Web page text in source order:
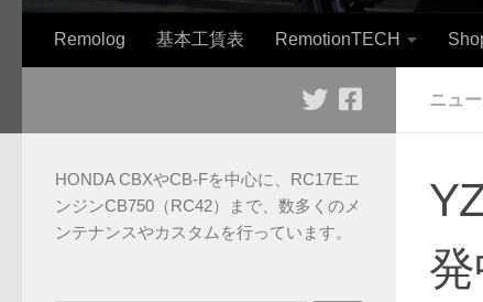
Remolog 基本工賃表 RemotionTECH
ニュ
発
HONDA CBXやCB-Fを中心に、RC17Eエ
ンジンCB750（RC42）まで、数多くのメ
ンテナンスやカスタムを行っています。